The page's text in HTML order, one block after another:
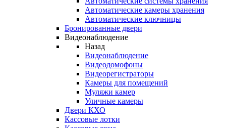
Автоматические камеры хранения
Автоматические ключницы
Бронированные двери
Видеонаблюдение
Назад
Видеонаблюдение
Видеодомофоны
Видеорегистраторы
Камеры для помещений
Муляжи камер
Уличные камеры
Двери КХО
Кассовые лотки